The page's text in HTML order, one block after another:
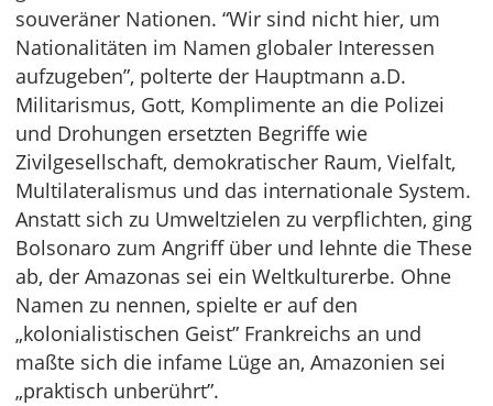
souveräner Nationen. “Wir sind nicht hier, um
Nationalitäten im Namen globaler Interessen
aufzugeben”, polterte der Hauptmann a.D.
Militarismus, Gott, Komplimente an die Polizei
und Drohungen ersetzten Begriffe wie
Zivilgesellschaft, demokratischer Raum, Vielfalt,
Multilateralismus und das internationale System.
Anstatt sich zu Umweltzielen zu verpflichten, ging
Bolsonaro zum Angriff über und lehnte die These
ab, der Amazonas sei ein Weltkulturerbe. Ohne
Namen zu nennen, spielte er auf den
„kolonialistischen Geist” Frankreichs an und
maßte sich die infame Lüge an, Amazonien sei
„praktisch unberührt”.